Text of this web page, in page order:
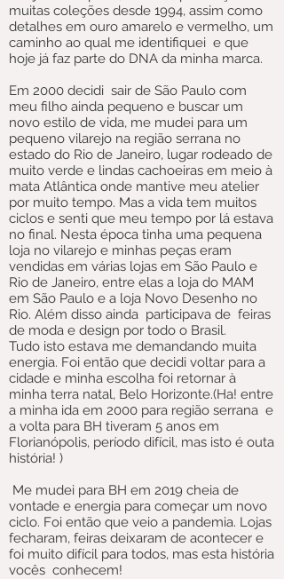
muitas coleções desde 1994, assim como
detalhes em ouro amarelo e vermelho, um
caminho ao qual me identifiquei e que
hoje já faz parte do DNA da minha marca.
Em 2000 decidi sair de São Paulo com
meu filho ainda pequeno e buscar um
novo estilo de vida, me mudei para um
pequeno vilarejo na região serrana no
estado do Rio de Janeiro, lugar rodeado de
muito verde e lindas cachoeiras em meio à
mata Atlântica onde mantive meu atelier
por muito tempo. Mas a vida tem muitos
ciclos e senti que meu tempo por lá estava
no final. Nesta época tinha uma pequena
loja no vilarejo e minhas peças eram
vendidas em várias lojas em São Paulo e
Rio de Janeiro, entre elas a loja do MAM
em São Paulo e a loja Novo Desenho no
Rio. Além disso ainda participava de feiras
de moda e design por todo o Brasil.
Tudo isto estava me demandando muita
energia. Foi então que decidi voltar para a
cidade e minha escolha foi retornar à
minha terra natal, Belo Horizonte.(Ha! entre
a minha ida em 2000 para região serrana e
a volta para BH tiveram 5 anos em
Florianópolis, período difícil, mas isto é outa
história! )
Me mudei para BH em 2019 cheia de
vontade e energia para começar um novo
ciclo. Foi então que veio a pandemia. Lojas
fecharam, feiras deixaram de acontecer e
foi muito difícil para todos, mas esta história
vocês conhecem!